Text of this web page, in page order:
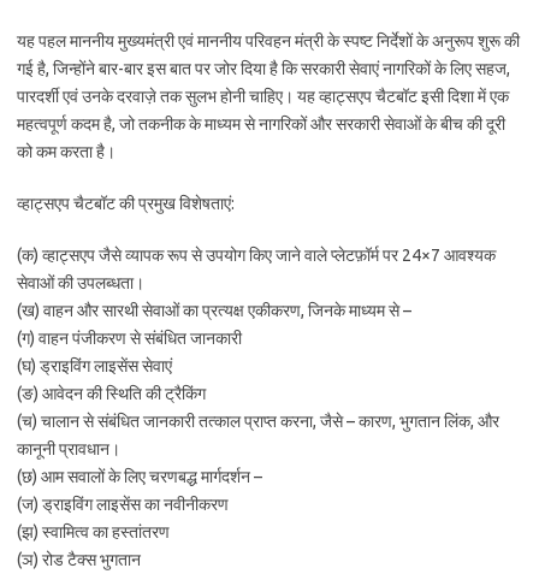
यह पहल माननीय मुख्यमंत्री एवं माननीय परिवहन मंत्री के स्पष्ट निर्देशों के अनुरूप शुरू की
गई है, जिन्होंने बार-बार इस बात पर जोर दिया है कि सरकारी सेवाएं नागरिकों के लिए सहज,
पारदर्शी एवं उनके दरवाज़े तक सुलभ होनी चाहिए। यह व्हाट्सएप चैटबॉट इसी दिशा में एक
महत्वपूर्ण कदम है, जो तकनीक के माध्यम से नागरिकों और सरकारी सेवाओं के बीच की दूरी
को कम करता है।
व्हाट्सएप चैटबॉट की प्रमुख विशेषताएं:
(क) व्हाट्सएप जैसे व्यापक रूप से उपयोग किए जाने वाले प्लेटफ़ॉर्म पर 24×7 आवश्यक
सेवाओं की उपलब्धता।
(ख) वाहन और सारथी सेवाओं का प्रत्यक्ष एकीकरण, जिनके माध्यम से –
(ग) वाहन पंजीकरण से संबंधित जानकारी
(घ) ड्राइविंग लाइसेंस सेवाएं
(ङ) आवेदन की स्थिति की ट्रैकिंग
(च) चालान से संबंधित जानकारी तत्काल प्राप्त करना, जैसे – कारण, भुगतान लिंक, और
कानूनी प्रावधान।
(छ) आम सवालों के लिए चरणबद्ध मार्गदर्शन –
(ज) ड्राइविंग लाइसेंस का नवीनीकरण
(झ) स्वामित्व का हस्तांतरण
(ञ) रोड टैक्स भुगतान